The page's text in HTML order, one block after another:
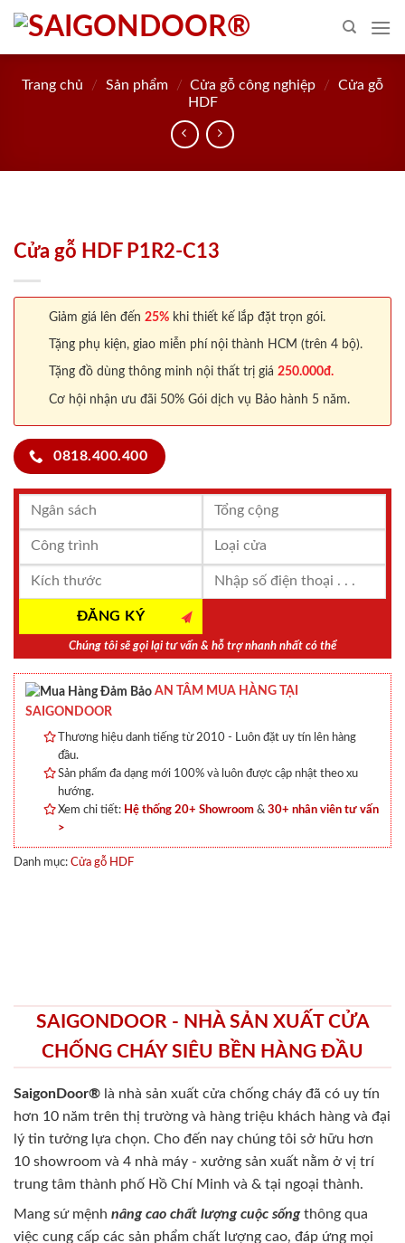
Skip
content
Trang chủ / Sản phẩm / Cửa gỗ công nghiệp /
Cửa gỗ
HDF
Cửa gỗ HDF P1R2-C13
Giảm giá lên đến 25% khi thiết kế lắp đặt trọn gói.
Tặng phụ kiện, giao miễn phí nội thành HCM (trên 4 bộ).
Tặng đồ dùng thông minh nội thất trị giá 250.000đ.
Cơ hội nhận ưu đãi 50% Gói dịch vụ Bảo hành 5 năm.
0818.400.400
Chúng tôi sẽ gọi lại tư vấn & hỗ trợ nhanh nhất có thể
AN TÂM MUA HÀNG TẠI
SAIGONDOOR
Thương hiệu danh tiếng từ 2010 - Luôn đặt uy tín lên hàng
đầu.
Sản phẩm đa dạng mới 100% và luôn được cập nhật theo xu
hướng.
Xem chi tiết: Hệ thống 20+ Showroom & 30+ nhân viên tư vấn
>
Danh mục: Cửa gỗ HDF
SAIGONDOOR - NHÀ SẢN XUẤT CỬA
CHỐNG CHÁY SIÊU BỀN HÀNG ĐẦU
SaigonDoor® là nhà sản xuất cửa chống cháy đã có uy tín
hơn 10 năm trên thị trường và hàng triệu khách hàng và đại
lý tin tưởng lựa chọn. Cho đến nay chúng tôi sở hữu hơn
10 showroom và 4 nhà máy - xưởng sản xuất nằm ở vị trí
trung tâm thành phố Hồ Chí Minh và & tại ngoại thành.
Mang sứ mệnh nâng cao chất lượng cuộc sốngthông qua
việc cung cấp các sản phẩm chất lượng cao, đáp ứng mọi